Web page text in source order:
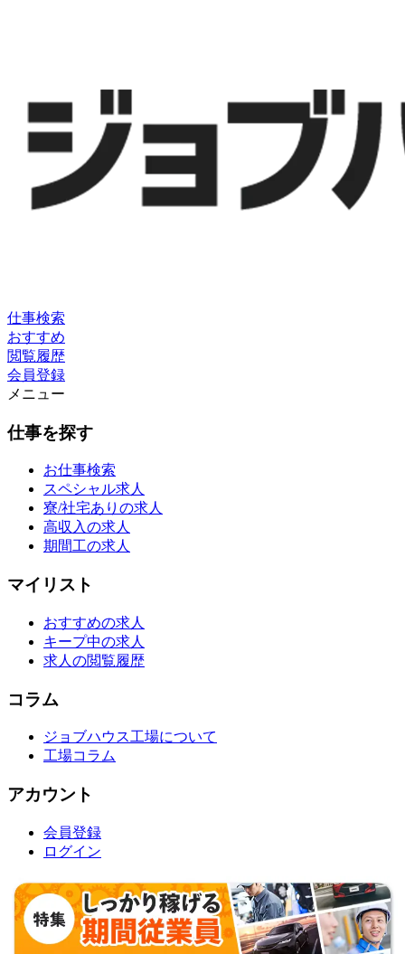
仕事検索
おすすめ
閲覧履歴
会員登録
メニュー
仕事を探す
お仕事検索
スペシャル求人
寮/社宅ありの求人
高収入の求人
期間工の求人
マイリスト
おすすめの求人
キープ中の求人
求人の閲覧履歴
コラム
ジョブハウス工場について
工場コラム
アカウント
会員登録
ログイン